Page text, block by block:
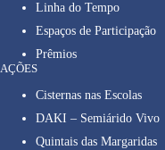
Linha do Tempo
Espaços de Participação
Prêmios
AÇÕES
Cisternas nas Escolas
DAKI – Semiárido Vivo
Quintais das Margaridas